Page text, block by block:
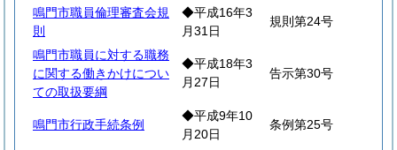
鳴門市職員倫理審査会規
則
◆平成16年3
月31日
規則第24号
鳴門市職員に対する職務
に関する働きかけについ
ての取扱要綱
◆平成18年3
月27日
告示第30号
鳴門市行政手続条例
◆平成9年10
月20日
条例第25号